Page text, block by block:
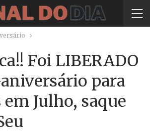
Foi LIBERADO
para
Julho, saque